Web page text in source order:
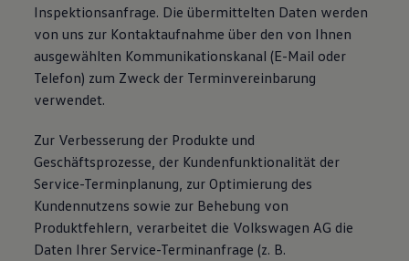
Inspektionsanfrage. Die übermittelten Daten werden
von uns zur Kontaktaufnahme über den von Ihnen
ausgewählten Kommunikationskanal (E-Mail oder
Telefon) zum Zweck der Terminvereinbarung
verwendet.
Zur Verbesserung der Produkte und
Geschäftsprozesse, der Kundenfunktionalität der
Service-Terminplanung, zur Optimierung des
Kundennutzens sowie zur Behebung von
Produktfehlern, verarbeitet die Volkswagen AG die
Daten Ihrer Service-Terminanfrage (z. B.